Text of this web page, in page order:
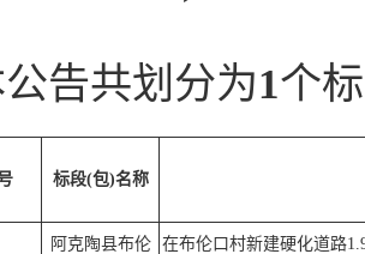
告共划分为1个
标段(包)名称
阿克陶县布伦 在布伦口村新建硬化道路